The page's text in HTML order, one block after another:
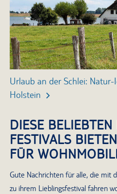
Urlaub an der Schlei:
Holstein
DIESE
FESTIVALS
FÜR
Gute Nachrichten für alle, die mit
zu ihrem Lieblingsfestival fahren